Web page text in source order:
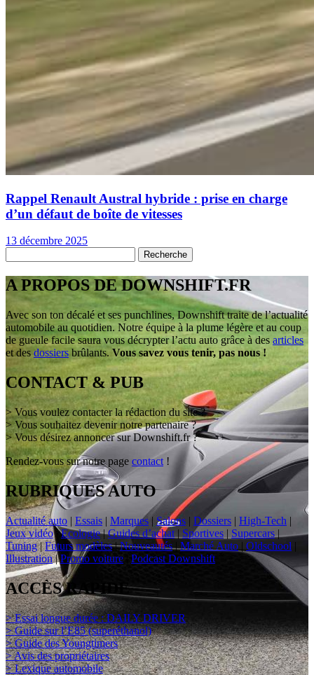
Rappel Renault Austral hybride : prise en charge
d’un défaut de boîte de vitesses
13 décembre 2025
A PROPOS DE DOWNSHIFT.FR
Avec son ton décalé et ses punchlines, Downshift traite de l’actualité
automobile au quotidien. Notre équipe à la plume légère et au coup
de gueule facile saura vous décrypter l’actu auto grâce à des articles
et des dossiers brûlants. Vous savez vous tenir, pas nous !
CONTACT & PUB
> Vous voulez contacter la rédaction du site ?
> Vous souhaitez devenir notre partenaire ?
> Vous désirez annoncer sur Downshift.fr ?
Rendez-vous sur notre page contact !
RUBRIQUES AUTO
Actualité auto | Essais | Marques |Salons | Dossiers | High-Tech |
Jeux vidéo|Ecologie|Guides d’achat | Sportives | Supercars |
Tuning|Futurs modèles|Nouveautés|Marché Auto | Oldschool |
Illustration|Promo voiture Podcast Downshift
ACCÈS RAPIDE
> Essai longue durée : DAILY DRIVER
> Guide sur l’E85 (superéthanol)
> Guide des Youngtimers
> Avis des propriétaires
> Lexique automobile